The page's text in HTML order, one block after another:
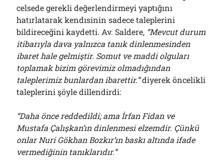
celsede gerekli değerlendirmeyi yaptığını
hatırlatarak kendısinin sadece taleplerini
bildireceğini kaydetti. Av. Saldere, “Mevcut durum
itibarıyla dava yalnızca tanık dinlenmesinden
ibaret hale gelmiştir. Somut ve maddi olguları
toplamak bizim görevimiz olmadığından
taleplerimiz bunlardan ibarettir.”diyerek öncelikli
taleplerini şöyle dillendirdi:
“Daha önce reddedildi; ama İrfan Fidan ve
Mustafa Çalışkan’ın dinlenmesi elzemdir. Çünkü
onlar Nuri Gökhan Bozkır’ın baskı altında ifade
vermediğinin tanıklarıdır.”